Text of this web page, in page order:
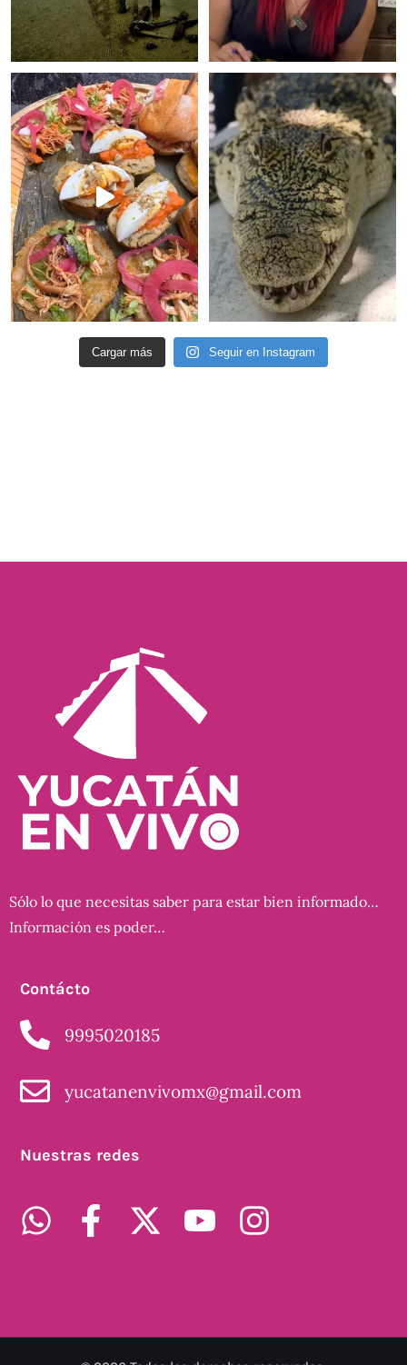
Cargar más Seguir en Instagram
Sólo lo que necesitas saber para estar bien informado…
Información es poder…
Contácto
9995020185
yucatanenvivomx@gmail.com
Nuestras redes